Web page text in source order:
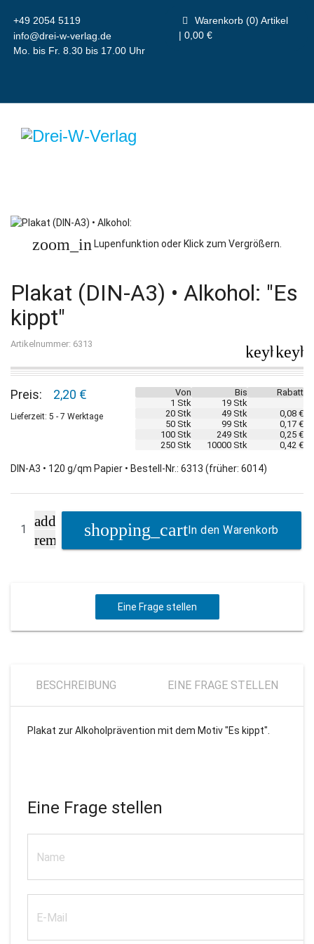
+49 2054 5119
info@drei-w-verlag.de
Mo. bis Fr. 8.30 bis 17.00 Uhr
Warenkorb (0) Artikel
| 0,00 €
zoom_in Lupenfunktion oder Klick zum Vergrößern.
Plakat (DIN-A3) • Alkohol: "Es
kippt"
Artikelnummer: 6313
Von Bis
Rabatt
1 Stk
19 Stk
20 Stk
49 Stk
0,08 €
50 Stk
99 Stk
0,17 €
100 Stk
249 Stk
0,25 €
250 Stk
10000 Stk 0,42 €
Preis: 2,20 €
Lieferzeit: 5 - 7 Werktage
DIN-A3 • 120 g/qm Papier • Bestell-Nr.: 6313 (früher: 6014)
add
remove
In den Warenkorb
Eine Frage stellen
BESCHREIBUNG EINE FRAGE STELLEN
Plakat zur Alkoholprävention mit dem Motiv "Es kippt".
Eine Frage stellen